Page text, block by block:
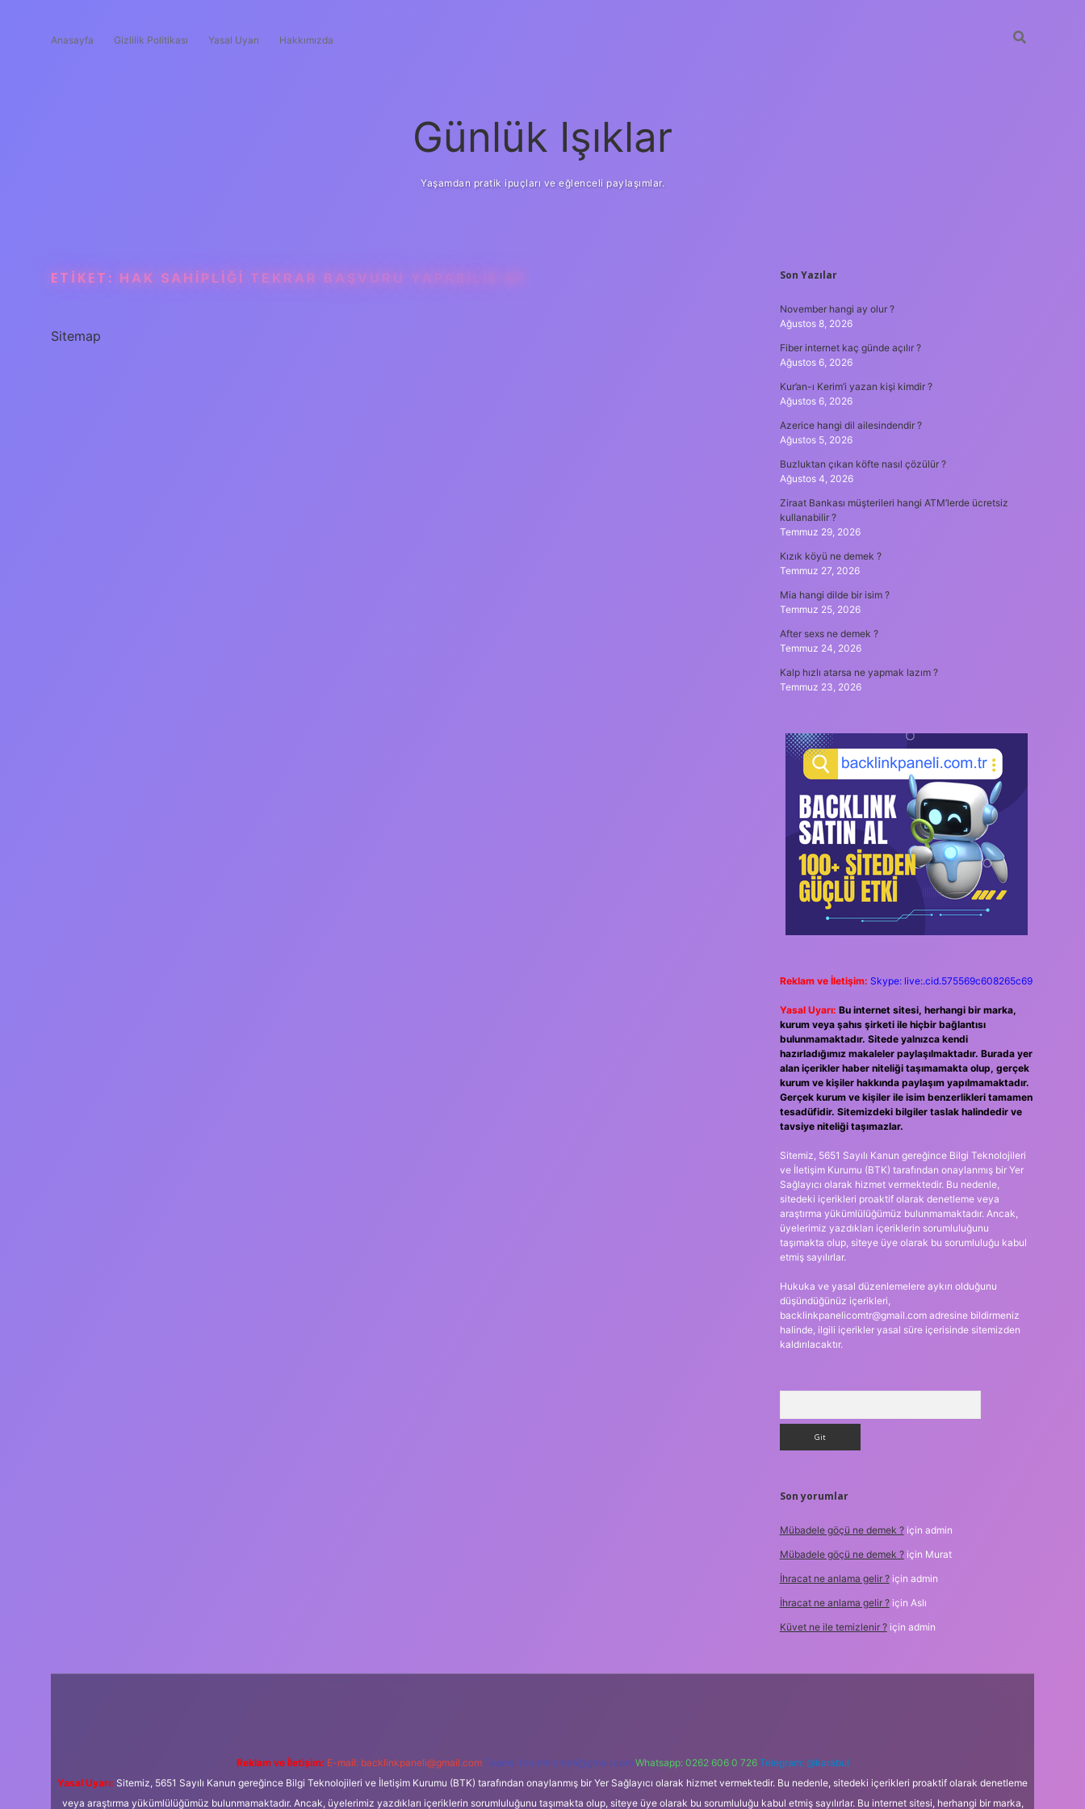
Anasayfa Gizlilik Politikası Yasal Uyarı Hakkımızda
Günlük Işıklar
Yaşamdan pratik ipuçları ve eğlenceli paylaşımlar.
ETIKET: HAK SAHIPLIĞI TEKRAR BAŞVURU YAPABILIR MI
Sitemap
SIDEBAR
Son Yazılar
November hangi ay olur ?
Ağustos 8, 2026
Fiber internet kaç günde açılır ?
Ağustos 6, 2026
Kur’an-ı Kerim’i yazan kişi kimdir ?
Ağustos 6, 2026
Azerice hangi dil ailesindendir ?
Ağustos 5, 2026
Buzluktan çıkan köfte nasıl çözülür ?
Ağustos 4, 2026
Ziraat Bankası müşterileri hangi ATM’lerde ücretsiz
kullanabilir ?
Temmuz 29, 2026
Kızık köyü ne demek ?
Temmuz 27, 2026
Mia hangi dilde bir isim ?
Temmuz 25, 2026
After sexs ne demek ?
Temmuz 24, 2026
Kalp hızlı atarsa ne yapmak lazım ?
Temmuz 23, 2026
Reklam ve İletişim: Skype: live:.cid.575569c608265c69
Yasal Uyarı: Bu internet sitesi, herhangi bir marka,
kurum veya şahıs şirketi ile hiçbir bağlantısı
bulunmamaktadır. Sitede yalnızca kendi
hazırladığımız makaleler paylaşılmaktadır. Burada yer
alan içerikler haber niteliği taşımamakta olup, gerçek
kurum ve kişiler hakkında paylaşım yapılmamaktadır.
Gerçek kurum ve kişiler ile isim benzerlikleri tamamen
tesadüfidir. Sitemizdeki bilgiler taslak halindedir ve
tavsiye niteliği taşımazlar.
Sitemiz, 5651 Sayılı Kanun gereğince Bilgi Teknolojileri
ve İletişim Kurumu (BTK) tarafından onaylanmış bir Yer
Sağlayıcı olarak hizmet vermektedir. Bu nedenle,
sitedeki içerikleri proaktif olarak denetleme veya
araştırma yükümlülüğümüz bulunmamaktadır. Ancak,
üyelerimiz yazdıkları içeriklerin sorumluluğunu
taşımakta olup, siteye üye olarak bu sorumluluğu kabul
etmiş sayılırlar.
Hukuka ve yasal düzenlemelere aykırı olduğunu
düşündüğünüz içerikleri,
backlinkpanelicomtr@gmail.comadresine bildirmeniz
halinde, ilgili içerikler yasal süre içerisinde sitemizden
kaldırılacaktır.
Son yorumlar
Mübadele göçü ne demek ?için admin
Mübadele göçü ne demek ?için Murat
İhracat ne anlama gelir ?için admin
İhracat ne anlama gelir ?için Aslı
Küvet ne ile temizlenir ?için admin
güvenilir bahis siteleri ilbet giriş
Reklam ve İletişim: E-mail: backlinkpaneli@gmail.com Teams: forumhizmeti@gmail.com Whatsapp: 0262 606 0 726 Telegram: @karabul
Yasal Uyarı: Sitemiz, 5651 Sayılı Kanun gereğince Bilgi Teknolojileri ve İletişim Kurumu (BTK) tarafından onaylanmış bir Yer Sağlayıcı olarak hizmet vermektedir. Bu nedenle, sitedeki içerikleri proaktif olarak denetleme
veya araştırma yükümlülüğümüz bulunmamaktadır. Ancak, üyelerimiz yazdıkları içeriklerin sorumluluğunu taşımakta olup, siteye üye olarak bu sorumluluğu kabul etmiş sayılırlar. Bu internet sitesi, herhangi bir marka,